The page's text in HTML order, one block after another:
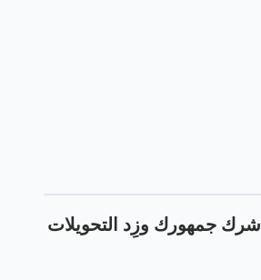
أشرك جمهورك وزِد التحويلات